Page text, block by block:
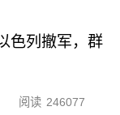
色列撤军，群
阅读 246077